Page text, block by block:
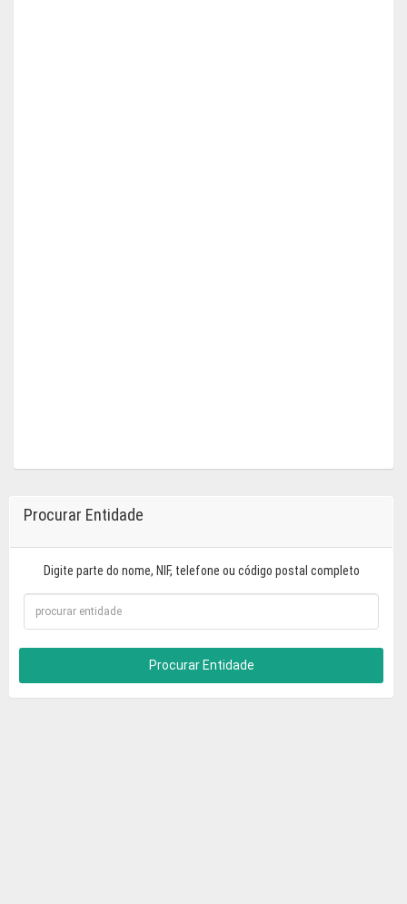
Procurar Entidade
Digite parte do nome, NIF, telefone ou código postal completo
Procurar Entidade